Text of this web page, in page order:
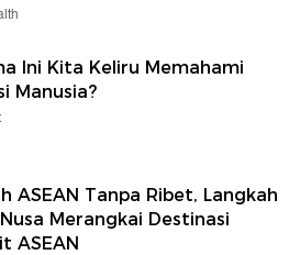
Ini Kita Keliru Memahami
Manusia?
ASEAN Tanpa Ribet, Langkah
Merangkai Destinasi
ASEAN